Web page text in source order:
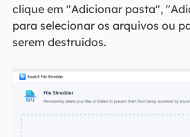
clique em "Adicionar pasta",
para selecionar os arquivos ou
serem destruídos.